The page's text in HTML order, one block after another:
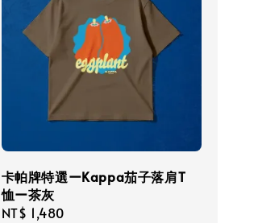
卡帕牌特選ーKappa茄子落肩T
恤ー茶灰
Regular
NT$ 1,480